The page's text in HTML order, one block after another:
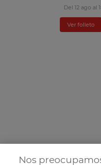
Del 12 ago al
Ver folleto
Nos